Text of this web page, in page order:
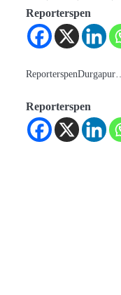
Reporterspen
ReporterspenDurgapur…
Reporterspen